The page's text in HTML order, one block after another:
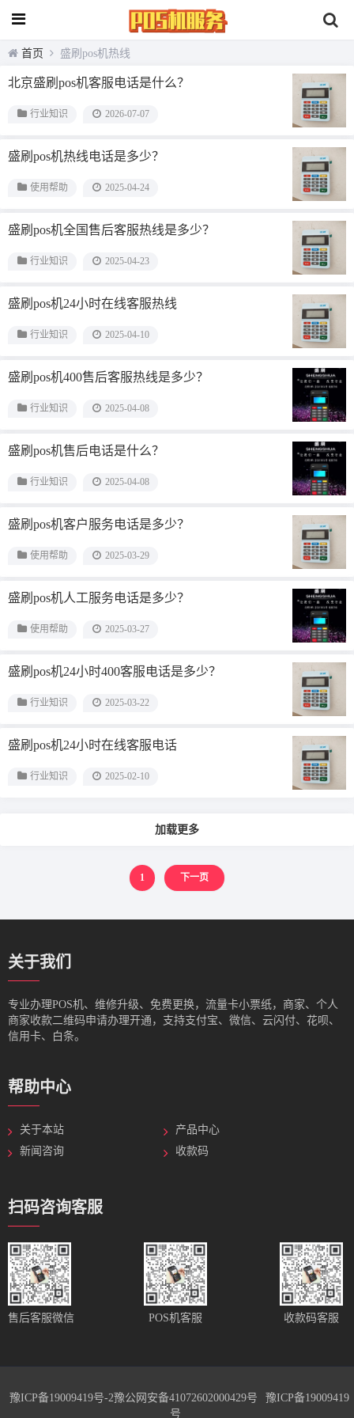
首页 盛刷pos机热线
北京盛刷pos机客服电话是什么？
行业知识 2026-07-07
盛刷pos机热线电话是多少？
使用帮助 2025-04-24
盛刷pos机全国售后客服热线是多少？
行业知识 2025-04-23
盛刷pos机24小时在线客服热线
行业知识 2025-04-10
盛刷pos机400售后客服热线是多少？
行业知识 2025-04-08
盛刷pos机售后电话是什么？
行业知识 2025-04-08
盛刷pos机客户服务电话是多少？
使用帮助 2025-03-29
盛刷pos机人工服务电话是多少？
使用帮助 2025-03-27
盛刷pos机24小时400客服电话是多少？
行业知识 2025-03-22
盛刷pos机24小时在线客服电话
行业知识 2025-02-10
加载更多
1 下一页
关于我们
专业办理POS机、维修升级、免费更换，流量卡小票纸，商家、个人
商家收款二维码申请办理开通，支持支付宝、微信、云闪付、花呗、
信用卡、白条。
帮助中心
关于本站
产品中心
新闻咨询
收款码
扫码咨询客服
售后客服微信 POS机客服 收款码客服
豫ICP备19009419号-2豫公网安备41072602000429号
豫ICP备19009419
号